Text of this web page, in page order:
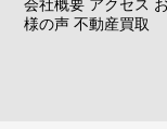
会社概要 アクセス
様の声 不動産買取